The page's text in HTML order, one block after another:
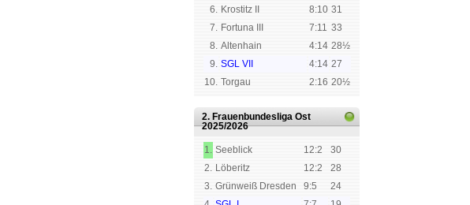
6. Krostitz II 8:10 31
7. Fortuna III 7:11 33
8. Altenhain 4:14 28½
9. SGL VII 4:14 27
10. Torgau 2:16 20½
2. Frauenbundesliga Ost
2025/2026
1. Seeblick 12:2
30
2. Löberitz 12:2
28
3. Grünweiß Dresden 9:5
24